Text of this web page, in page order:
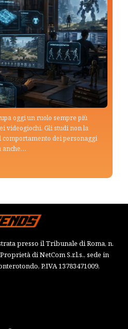
oggi un ruolo sempre più
videogiochi. Gli studi non la
comportamento dei personaggi
anche…
presso il Tribunale di Roma, n.
di NetCom S.r.l.s., sede in
P.IVA 13783471009,